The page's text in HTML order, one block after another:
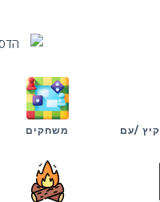
/עם משחקים